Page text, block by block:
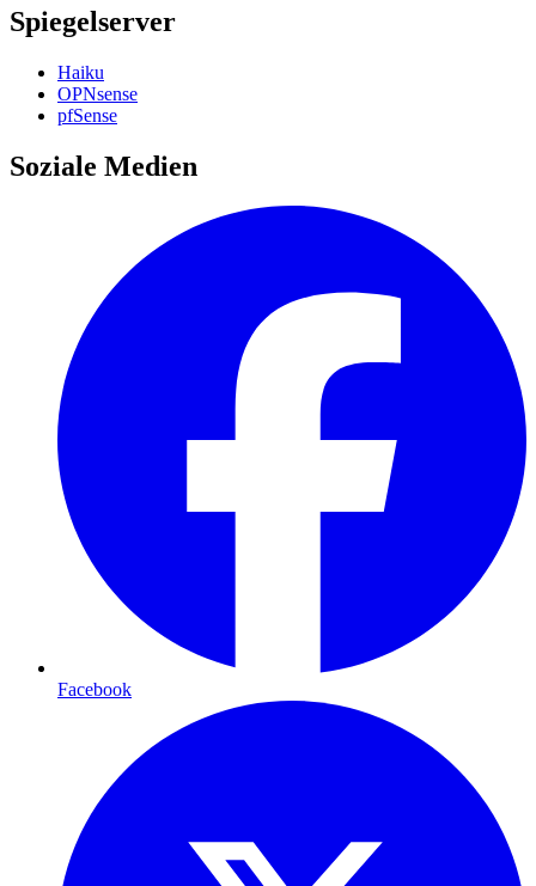
Spiegelserver
Haiku
OPNsense
pfSense
Soziale Medien
Facebook